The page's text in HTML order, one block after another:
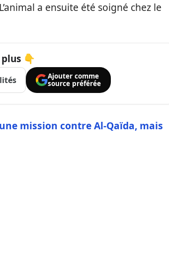
a ensuite été soigné chez le
👇
Ajouter comme
source préférée
mission contre Al-Qaïda, mais